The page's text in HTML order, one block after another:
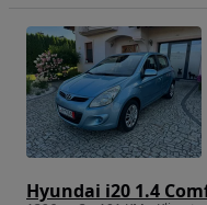
Hyundai i20 1.4